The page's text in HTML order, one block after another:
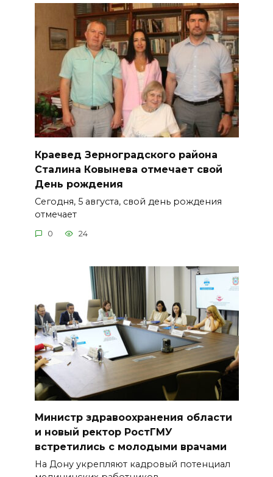
Краевед Зерноградского района
Сталина Ковынева отмечает свой
День рождения
Сегодня, 5 августа, свой день рождения
отмечает
0 24
Министр здравоохранения области
и новый ректор РостГМУ
встретились с молодыми врачами
На Дону укрепляют кадровый потенциал